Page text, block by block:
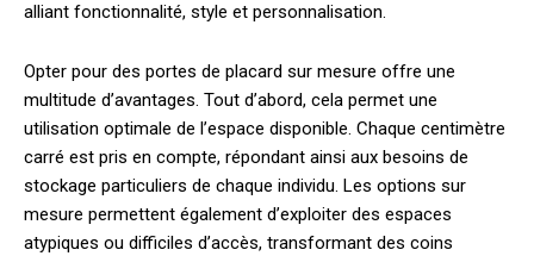
alliant fonctionnalité, style et personnalisation.
Opter pour des portes de placard sur mesure offre une
multitude d’avantages. Tout d’abord, cela permet une
utilisation optimale de l’espace disponible. Chaque centimètre
carré est pris en compte, répondant ainsi aux besoins de
stockage particuliers de chaque individu. Les options sur
mesure permettent également d’exploiter des espaces
atypiques ou difficiles d’accès, transformant des coins